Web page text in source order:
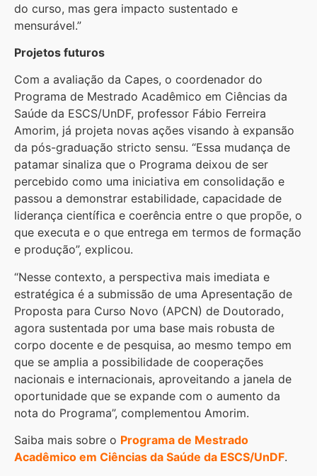
do curso, mas gera impacto sustentado e
mensurável.”
Projetos futuros
Com a avaliação da Capes, o coordenador do
Programa de Mestrado Acadêmico em Ciências da
Saúde da ESCS/UnDF, professor Fábio Ferreira
Amorim, já projeta novas ações visando à expansão
da pós-graduação stricto sensu. “Essa mudança de
patamar sinaliza que o Programa deixou de ser
percebido como uma iniciativa em consolidação e
passou a demonstrar estabilidade, capacidade de
liderança científica e coerência entre o que propõe, o
que executa e o que entrega em termos de formação
e produção”, explicou.
“Nesse contexto, a perspectiva mais imediata e
estratégica é a submissão de uma Apresentação de
Proposta para Curso Novo (APCN) de Doutorado,
agora sustentada por uma base mais robusta de
corpo docente e de pesquisa, ao mesmo tempo em
que se amplia a possibilidade de cooperações
nacionais e internacionais, aproveitando a janela de
oportunidade que se expande com o aumento da
nota do Programa”, complementou Amorim.
Saiba mais sobre o Programa de Mestrado
Acadêmico em Ciências da Saúde da ESCS/UnDF.